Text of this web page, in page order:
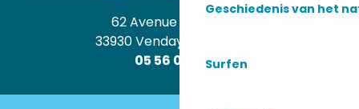
Geschiedenis van het
Surfen
62 Avenue de l’Océan
33930 Vendays-Montalivet
05 56 09 30 12